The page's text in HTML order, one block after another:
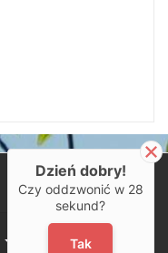
Dzień dobry!
Czy oddzwonić w 28
sekund?
Tak